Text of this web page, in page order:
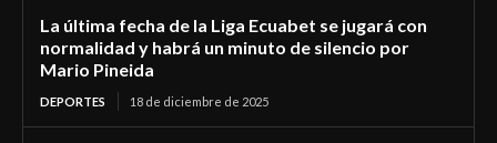
La última fecha de la Liga Ecuabet se jugará con
normalidad y habrá un minuto de silencio por
Mario Pineida
DEPORTES 18 de diciembre de 2025